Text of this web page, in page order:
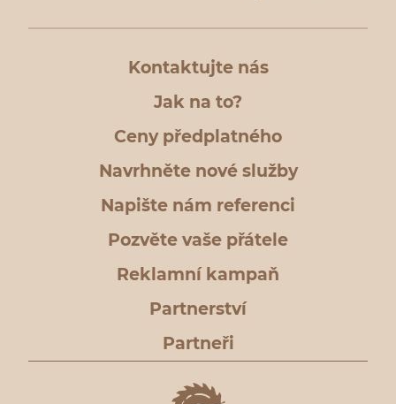
Kontaktujte nás
Jak na to?
Ceny předplatného
Navrhněte nové služby
Napište nám referenci
Pozvěte vaše přátele
Reklamní kampaň
Partnerství
Partneři